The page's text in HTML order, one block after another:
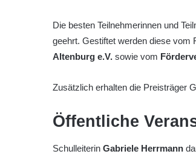
Die besten Teilnehmerinnen und
geehrt. Gestiftet werden diese vom
Altenburg e.V. sowie vom
Zusätzlich erhalten die Preisträger
Öffentliche
Schulleiterin Gabriele Herrmann